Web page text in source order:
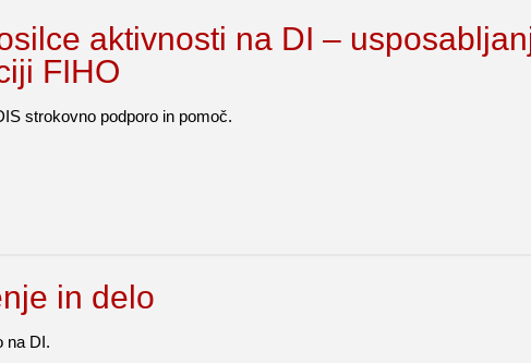
aktivnosti na DI –
FIHO
strokovno podporo in pomoč.
in delo
na DI.